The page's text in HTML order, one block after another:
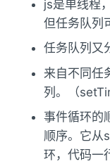
js是单线程
但任务队列
任务队列又
来自不同任
列。（
事件循环的
顺序。它从
环，代码一